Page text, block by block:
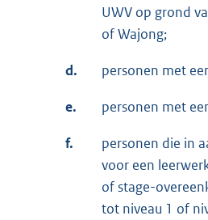
UWV op grond
of Wajong;
d. personen met
e. personen met
f.
personen die in
voor een
of stage-
tot niveau 1 of